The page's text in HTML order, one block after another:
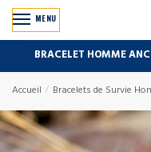
MENU
BRACELET HOMME
Accueil / Bracelets de Survie